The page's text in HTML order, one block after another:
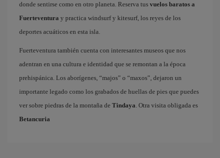
donde sentirse como en otro planeta. Reserva tus vuelos baratos a
Fuerteventura y practica windsurf y kitesurf, los reyes de los
deportes acuáticos en esta isla.
Fuerteventura también cuenta con interesantes museos que nos
adentran en una cultura e identidad que se remontan a la época
prehispánica. Los aborígenes, “majos” o “maxos”, dejaron un
importante legado como los grabados de huellas de pies que puedes
ver sobre piedras de la montaña de Tindaya. Otra visita obligada es
Betancuria